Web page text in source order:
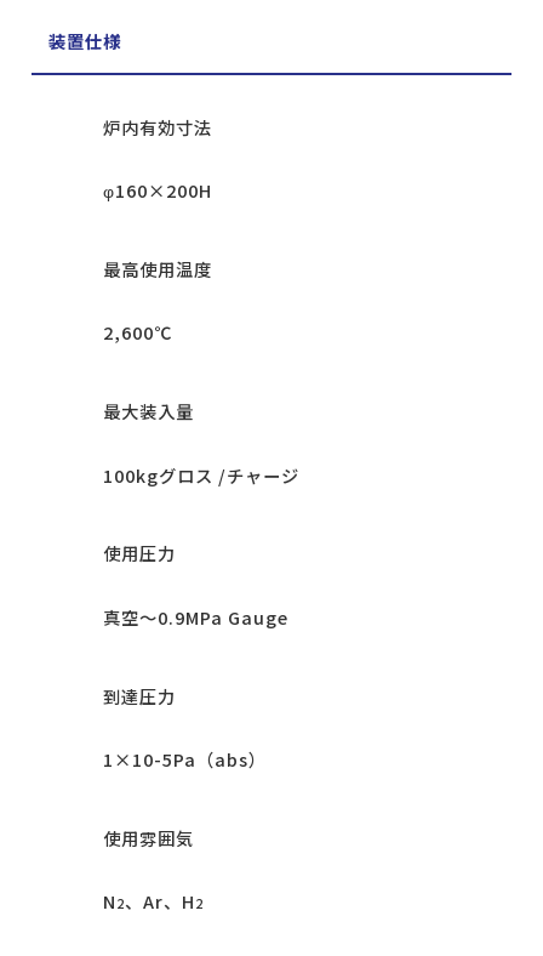
装置仕様
炉内有効寸法
φ160×200H
最高使用温度
2,600℃
最大装入量
100kgグロス /チャージ
使用圧力
真空～0.9MPa Gauge
到達圧力
1×10-5Pa（abs）
使用雰囲気
N 2、Ar、H 2